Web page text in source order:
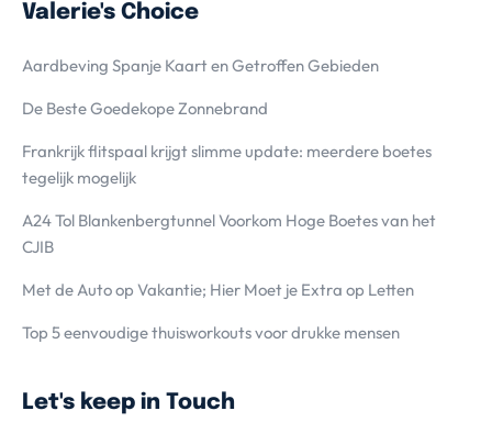
Valerie's Choice
Aardbeving Spanje Kaart en Getroffen Gebieden
De Beste Goedekope Zonnebrand
Frankrijk flitspaal krijgt slimme update: meerdere boetes
tegelijk mogelijk
A24 Tol Blankenbergtunnel Voorkom Hoge Boetes van het
CJIB
Met de Auto op Vakantie; Hier Moet je Extra op Letten
Top 5 eenvoudige thuisworkouts voor drukke mensen
Let's keep in Touch